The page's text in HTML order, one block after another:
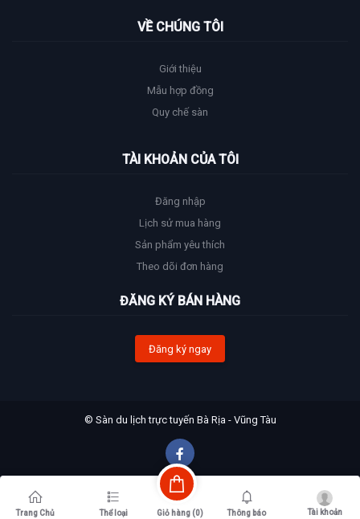
VỀ CHÚNG TÔI
Giới thiệu
Mẫu hợp đồng
Quy chế sàn
TÀI KHOẢN CỦA TÔI
Đăng nhập
Lịch sử mua hàng
Sản phẩm yêu thích
Theo dõi đơn hàng
ĐĂNG KÝ BÁN HÀNG
Đăng ký ngay
© Sàn du lịch trực tuyến Bà Rịa - Vũng Tàu
Trang Chủ Thể loại Giỏ hàng (0) Thông báo Tài khoản